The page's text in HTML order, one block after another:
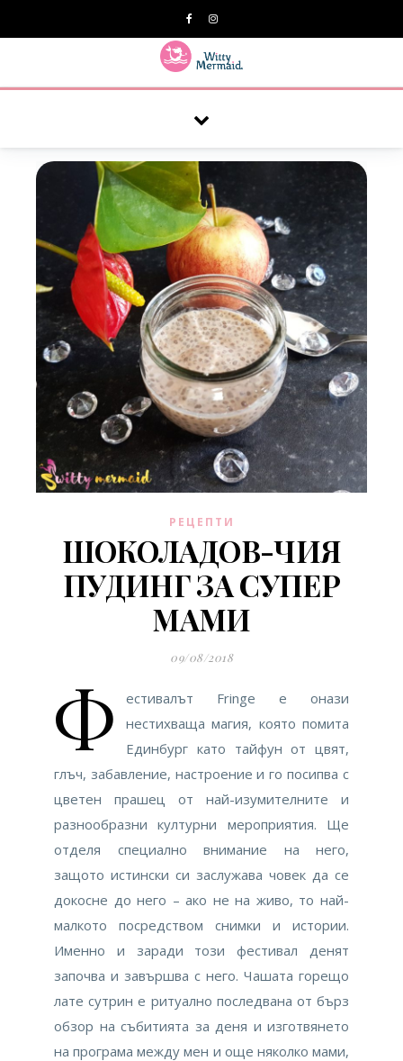
РЕЦЕПТИ
ШОКОЛАДОВ-ЧИЯ
ПУДИНГ ЗА СУПЕР
МАМИ
09/08/2018
Ф
естивалът Fringe е онази
нестихваща магия, която помита
Единбург като тайфун от цвят,
глъч, забавление, настроение и го посипва с
цветен прашец от най-изумителните и
разнообразни културни мероприятия. Ще
отделя специално внимание на него,
защото истински си заслужава човек да се
докосне до него – ако не на живо, то най-
малкото посредством снимки и истории.
Именно и заради този фестивал денят
започва и завършва с него. Чашата горещо
лате сутрин е ритуално последвана от бърз
обзор на събитията за деня и изготвянето
на програма между мен и още няколко мами,